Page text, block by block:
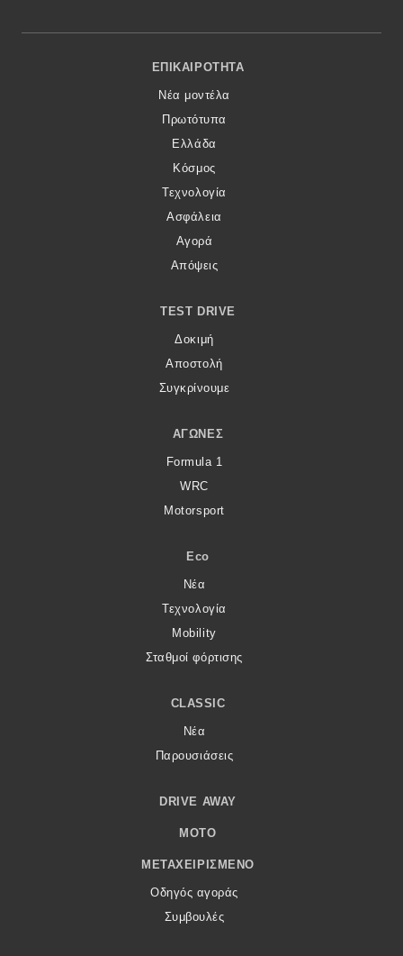
Footer Menu
ΕΠΙΚΑΙΡΌΤΗΤΑ
Νέα μοντέλα
Πρωτότυπα
Ελλάδα
Κόσμος
Τεχνολογία
Ασφάλεια
Αγορά
Απόψεις
TEST DRIVE
Δοκιμή
Αποστολή
Συγκρίνουμε
ΑΓΏΝΕΣ
Formula 1
WRC
Motorsport
Eco
Νέα
Τεχνολογία
Mobility
Σταθμοί φόρτισης
CLASSIC
Νέα
Παρουσιάσεις
DRIVE AWAY
MOTO
ΜΕΤΑΧΕΙΡΙΣΜΈΝΟ
Οδηγός αγοράς
Συμβουλές